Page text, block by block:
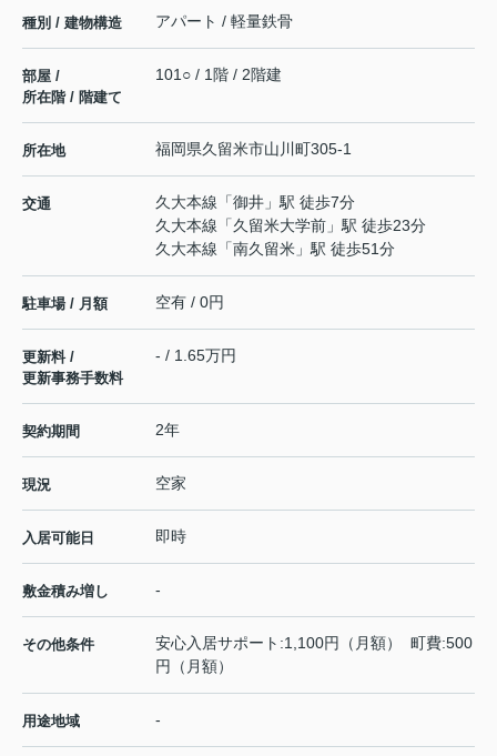
種別 / 建物構造 アパート / 軽量鉄骨
部屋 /
所在階 / 階建て
101○ / 1階 / 2階建
所在地 福岡県久留米市山川町305-1
交通 久大本線 「御井 」駅 徒歩7分
久大本線 「久留米大学前 」駅 徒歩23分
久大本線 「南久留米 」駅 徒歩51分
駐車場 / 月額 空有 / 0円
更新料 /
更新事務手数料
- / 1.65万円
契約期間 2年
現況 空家
入居可能日 即時
敷金積み増し -
その他条件
安心入居サポート:1,100円（月額） 町費:500
円（月額）
用途地域 -